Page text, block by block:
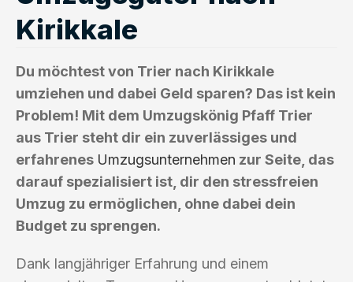
Kirikkale
Du möchtest von Trier nach Kirikkale
umziehen und dabei Geld sparen? Das ist kein
Problem! Mit dem Umzugskönig Pfaff Trier
aus Trier steht dir ein zuverlässiges und
erfahrenes Umzugsunternehmen zur Seite, das
darauf spezialisiert ist, dir den stressfreien
Umzug zu ermöglichen, ohne dabei dein
Budget zu sprengen.
Dank langjähriger Erfahrung und einem